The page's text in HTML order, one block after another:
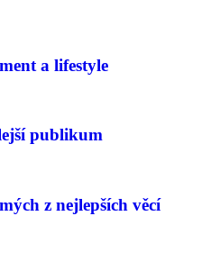
a lifestyle
publikum
z nejlepších věcí